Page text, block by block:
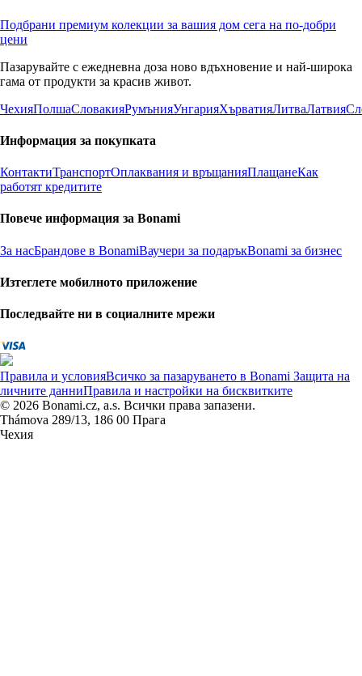
Подбрани премиум колекции за вашия дом сега на по-добри
цени
Пазарувайте с ежедневна доза ново вдъхновение и най-широка
гама от продукти за красив живот.
ЧехияПолшаСловакияРумънияУнгарияХърватияЛитваЛатвия
Информация за покупката
КонтактиТранспортОплаквания и връщанияПлащанеКак
работят кредитите
Повече информация за Bonami
За насБрандове в BonamiВаучери за подаръкBonami за бизнес
Изтеглете мобилното приложение
Последвайте ни в социалните мрежи
Правила и условияВсичко за пазаруването в Bonami Защита на
личните данниПравила и настройки на бисквитките
© 2026 Bonami.cz, a.s. Всички права запазени.
Thámova 289/13, 186 00 Прага
Чехия